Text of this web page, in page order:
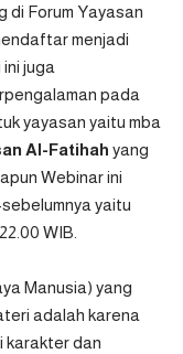
di Forum Yayasan
menjadi
juga
pada
yayasan yaitu mba
Al-Fatihah yang
Webinar ini
yaitu
WIB.
Manusia) yang
adalah karena
karakter dan